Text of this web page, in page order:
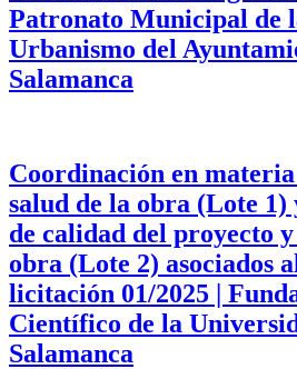
Patronato Municipal de
Urbanismo del
Salamanca
Coordinación en
salud de la obra (Lote
de calidad del proyecto
obra (Lote 2) asociados
licitación 01/2025 |
Científico de la
Salamanca